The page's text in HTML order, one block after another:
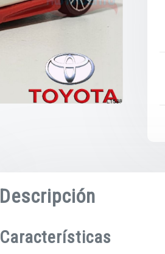
Descripción
Características